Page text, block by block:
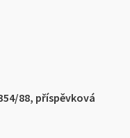
88, příspěvková